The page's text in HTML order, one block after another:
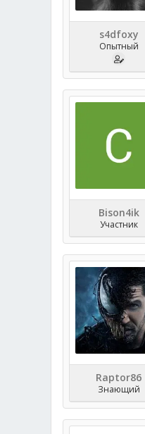
s4dfoxy
Опытный
Bison4ik
Участник
Raptor86
Знающий